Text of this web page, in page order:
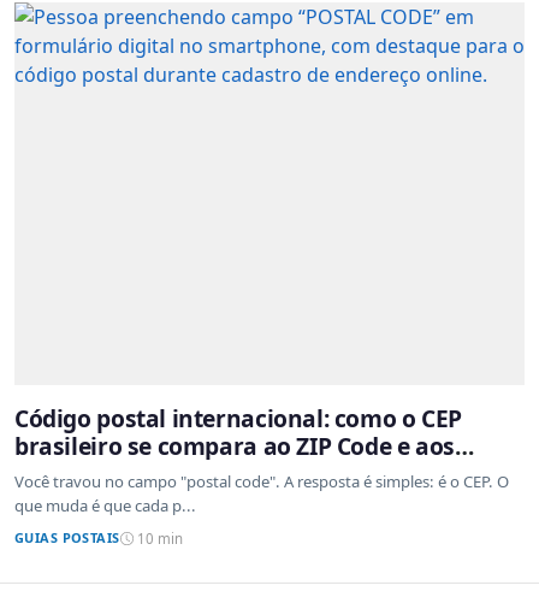
Código postal internacional: como o CEP
brasileiro se compara ao ZIP Code e aos
sistemas de outros países
Você travou no campo "postal code". A resposta é simples: é o CEP. O
que muda é que cada p...
GUIAS POSTAIS 10 min